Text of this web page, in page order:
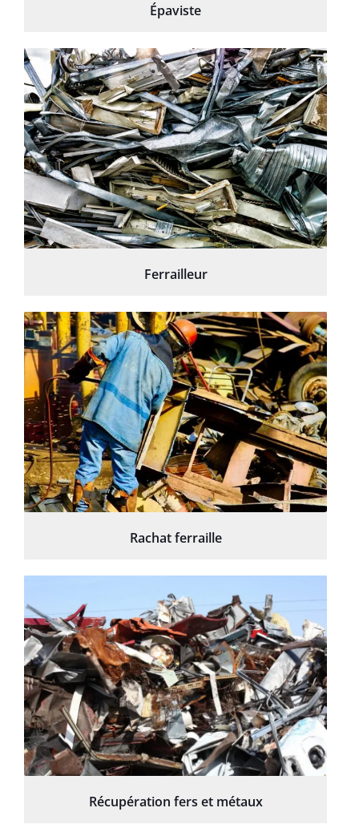
Épaviste
Ferrailleur
Rachat ferraille
Récupération fers et métaux